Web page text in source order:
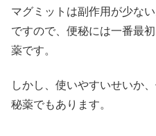
マグミットは副作用が少な
ですので、便秘には一番最
薬です。
しかし、使いやすいせいか
秘薬でもあります。